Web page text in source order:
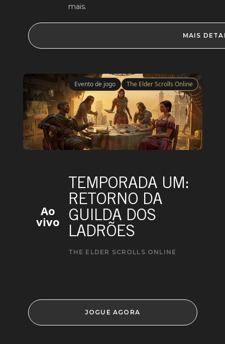
mais.
MAIS
Evento de jogo The Elder Scrolls Online
Ao
vivo
TEMPORADA UM:
RETORNO DA
GUILDA DOS
LADRÕES
THE ELDER SCROLLS ONLINE
JOGUE AGORA